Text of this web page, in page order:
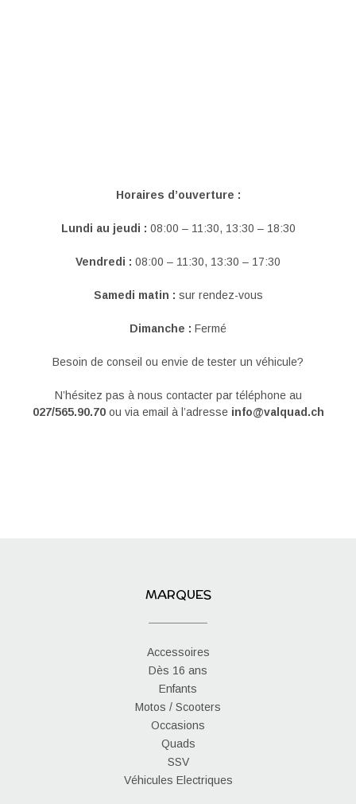
Horaires d’ouverture :
Lundi au jeudi : 08:00 – 11:30, 13:30 – 18:30
Vendredi : 08:00 – 11:30, 13:30 – 17:30
Samedi matin : sur rendez-vous
Dimanche : Fermé
Besoin de conseil ou envie de tester un véhicule?
N’hésitez pas à nous contacter par téléphone au
027/565.90.70ou via email à l’adresse info@valquad.ch
MARQUES
Accessoires
Dès 16 ans
Enfants
Motos / Scooters
Occasions
Quads
SSV
Véhicules Electriques